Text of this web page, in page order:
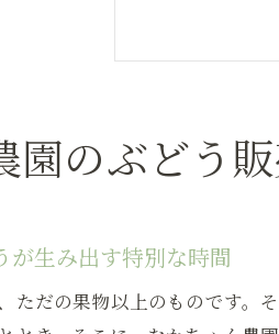
ぶど
自然と
なか
ぶどうの甘
なぜ新
ぶど
健康と
園のぶどう
が生み出す特別な時間
ただの果物以上のものです。